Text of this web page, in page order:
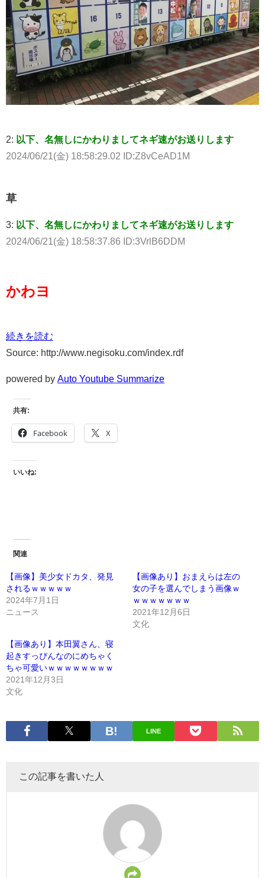
2: 以下、名無しにかわりましてネギ速がお送りします
2024/06/21(金) 18:58:29.02 ID:Z8vCeAD1M
草
3: 以下、名無しにかわりましてネギ速がお送りします
2024/06/21(金) 18:58:37.86 ID:3VrlB6DDM
かわヨ
続きを読む
Source: http://www.negisoku.com/index.rdf
powered by Auto Youtube Summarize
共有:
Facebook X
いいね:
関連
【画像】美少女ドカタ、発見
されるｗｗｗｗｗ
2024年7月1日
ニュース
【画像あり】おまえらは左の
女の子を選んでしまう画像ｗ
ｗｗｗｗｗｗｗ
2021年12月6日
文化
【画像あり】本田翼さん、寝
起きすっぴんなのにめちゃく
ちゃ可愛いｗｗｗｗｗｗｗｗ
2021年12月3日
文化
LINE
この記事を書いた人